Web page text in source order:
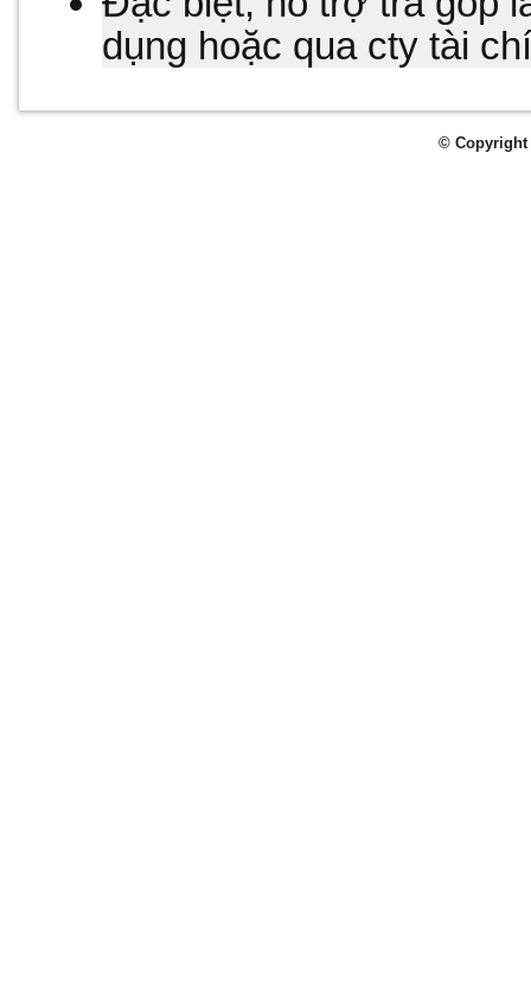
dụng hoặc qua cty tài
© Copyright